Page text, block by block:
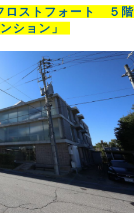
選ばれる理由
ロストフォート ５階
ション」